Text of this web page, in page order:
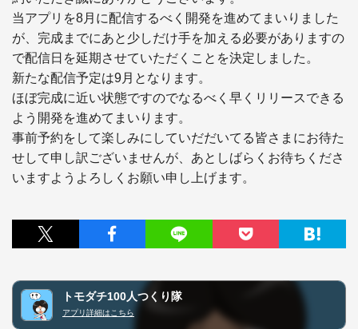
当アプリを8月に配信するべく開発を進めてまいりました
が、完成までにあと少しだけ手を加える必要がありますの
で配信日を延期させていただくことを決定しました。
新たな配信予定は9月となります。
ほぼ完成に近い状態ですのでなるべく早くリリースできる
よう開発を進めてまいります。
事前予約をして楽しみにしていだだいてる皆さまにお待た
せして申し訳ございませんが、あとしばらくお待ちくださ
いますようよろしくお願い申し上げます。
トモダチ100人つくり隊
アプリ詳細はこちら